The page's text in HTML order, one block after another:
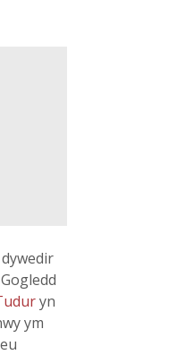
yn
ym